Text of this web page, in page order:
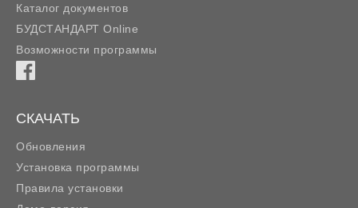
Каталог документов
БУДСТАНДАРТ Online
Возможности программы
СКАЧАТЬ
Обновления
Установка программы
Правила установки